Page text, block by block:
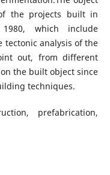
the projects built in
which include
tectonic analysis of the
out, from different
the built object since
techniques.
prefabrication,